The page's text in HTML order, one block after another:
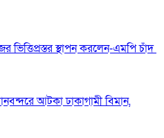
ভিত্তিপ্রস্তর স্থাপন করলেন-এমপি চাঁদ
আটকা ঢাকাগামী বিমান,